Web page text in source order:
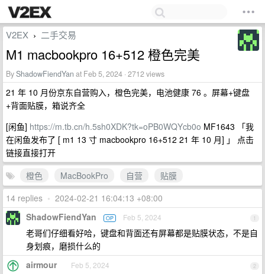
V2EX › 二手交易
M1 macbookpro 16+512 橙色完美
ByShadowFiendYan at Feb 5, 2024 · 2712 views
21 年 10 月份京东自营购入，橙色完美，电池健康 76 。屏幕+键盘
+背面贴膜，箱说齐全
[闲鱼] https://m.tb.cn/h.5sh0XDK?tk=oPB0WQYcb0o MF1643 「我
在闲鱼发布了 [ m1 13 寸 macbookpro 16+512 21 年 10 月] 」 点击
链接直接打开
橙色
MacBookPro 自营
贴膜
14 replies • 2024-02-21 16:04:13 +08:00
1
ShadowFiendYan OP Feb 5, 2024
老哥们仔细看好哈，键盘和背面还有屏幕都是贴膜状态，不是自
身划痕，磨损什么的
2
airmour Feb 5, 2024